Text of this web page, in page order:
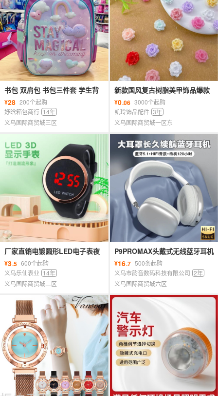
书包 双肩包 书包三件套 学生背
包 笔盒 卡通包 学生包 笔袋 餐盒
¥28 200个起购
妤晗箱包商行 14年
义乌国际商贸城三区
新款国风复古树脂美甲饰品爆款
纯色真爱玫瑰手工配饰耳钉发夹
配件
¥0.06 3000个起购
凯玲饰品配件 3年
义乌国际商贸城一区东
厂家直销电镀圆形LED电子表夜
光时尚运动学生外贸热卖圆形电
子表
¥3.5 600个起购
义乌乐仙表业 14年
义乌国际商贸城二区
P9PROMAX头戴式无线蓝牙耳机
厂家特价跨境爆款超长续航重低
音耳麦
¥16.7 500条起购
义乌市韵音数码科技有限公司 2年
义乌国际商贸城六区